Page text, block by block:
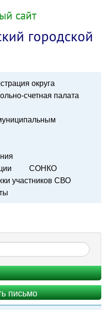
сайт
городской
округа
счетная палата
СОНКО
участников СВО
письмо